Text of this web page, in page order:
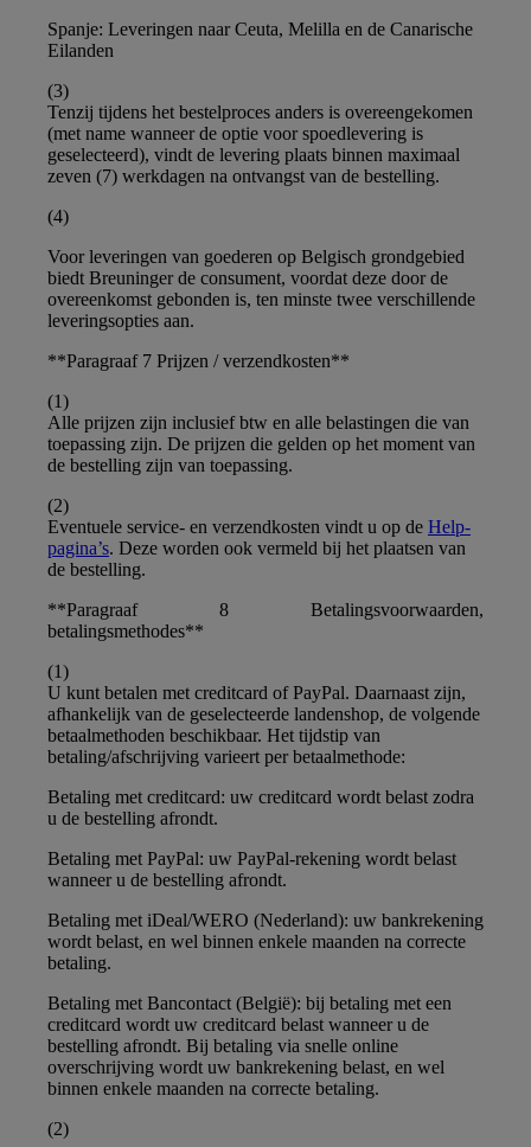
Spanje: Leveringen naar Ceuta, Melilla en de Canarische
Eilanden
(3)
Tenzij tijdens het bestelproces anders is overeengekomen
(met name wanneer de optie voor spoedlevering is
geselecteerd), vindt de levering plaats binnen maximaal
zeven (7) werkdagen na ontvangst van de bestelling.
(4)
Voor leveringen van goederen op Belgisch grondgebied
biedt Breuninger de consument, voordat deze door de
overeenkomst gebonden is, ten minste twee verschillende
leveringsopties aan.
**Paragraaf 7 Prijzen / verzendkosten**
(1)
Alle prijzen zijn inclusief btw en alle belastingen die van
toepassing zijn. De prijzen die gelden op het moment van
de bestelling zijn van toepassing.
(2)
Eventuele service- en verzendkosten vindt u op de Help-
pagina’s. Deze worden ook vermeld bij het plaatsen van
de bestelling.
**Paragraaf 8 Betalingsvoorwaarden,
betalingsmethodes**
(1)
U kunt betalen met creditcard of PayPal. Daarnaast zijn,
afhankelijk van de geselecteerde landenshop, de volgende
betaalmethoden beschikbaar. Het tijdstip van
betaling/afschrijving varieert per betaalmethode:
Betaling met creditcard: uw creditcard wordt belast zodra
u de bestelling afrondt.
Betaling met PayPal: uw PayPal-rekening wordt belast
wanneer u de bestelling afrondt.
Betaling met iDeal/WERO (Nederland): uw bankrekening
wordt belast, en wel binnen enkele maanden na correcte
betaling.
Betaling met Bancontact (België): bij betaling met een
creditcard wordt uw creditcard belast wanneer u de
bestelling afrondt. Bij betaling via snelle online
overschrijving wordt uw bankrekening belast, en wel
binnen enkele maanden na correcte betaling.
(2)